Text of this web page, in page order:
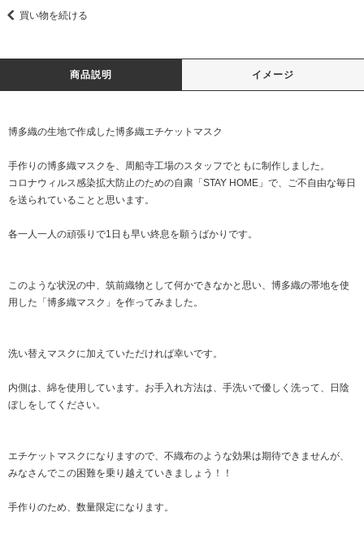
買い物を続ける
商品説明 イメージ
博多織の生地で作成した博多織エチケットマスク
手作りの博多織マスクを、周船寺工場のスタッフでともに制作しました。
コロナウィルス感染拡大防止のための自粛「STAY HOME」で、ご不自由な毎日
を送られていることと思います。
各一人一人の頑張りで1日も早い終息を願うばかりです。
このような状況の中、筑前織物として何かできなかと思い、博多織の帯地を使
用した「博多織マスク」を作ってみました。
洗い替えマスクに加えていただければ幸いです。
内側は、綿を使用しています。お手入れ方法は、手洗いで優しく洗って、日陰
ぼしをしてください。
エチケットマスクになりますので、不織布のような効果は期待できませんが、
みなさんでこの困難を乗り越えていきましょう！！
手作りのため、数量限定になります。